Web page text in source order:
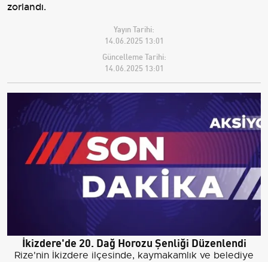
zorlandı.
Yayın Tarihi:
14.06.2025 13:01
Güncelleme Tarihi:
14.06.2025 13:01
İkizdere'de 20. Dağ Horozu Şenliği Düzenlendi
Rize'nin İkizdere ilçesinde, kaymakamlık ve belediye